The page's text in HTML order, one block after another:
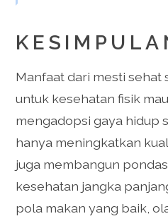
Manfaat dari mesti sehat
untuk kesehatan fisik
mengadopsi gaya hidup
hanya meningkatkan
juga membangun
kesehatan jangka
pola makan yang baik,